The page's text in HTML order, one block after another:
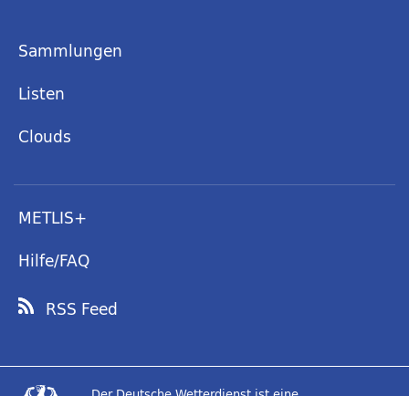
Sammlungen
Listen
Clouds
METLIS+
Hilfe/FAQ
RSS Feed